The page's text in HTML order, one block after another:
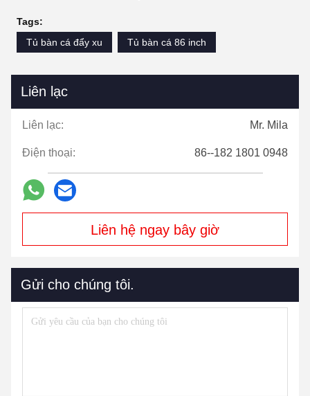
Tags:
Tủ bàn cá đẩy xu
Tủ bàn cá 86 inch
Liên lạc
Liên lạc: Mr. Mila
Điện thoại: 86--182 1801 0948
Liên hệ ngay bây giờ
Gửi cho chúng tôi.